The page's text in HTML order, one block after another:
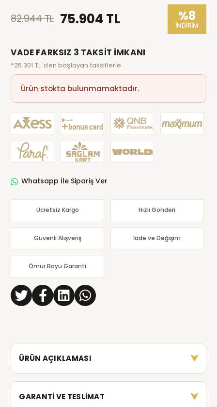
82.944 TL 75.904 TL %8
İNDİRİM
VADE FARKSIZ 3 TAKSİT İMKANI
*25.301 TL 'den başlayan taksitlerle
Ürün stokta bulunmamaktadır.
Whatsapp İle Sipariş Ver
Ücretsiz Kargo Hızlı Gönderi
Güvenli Alışveriş İade ve Değişim
Ömür Boyu Garanti
ÜRÜN AÇIKLAMASI
GARANTİ VE TESLİMAT